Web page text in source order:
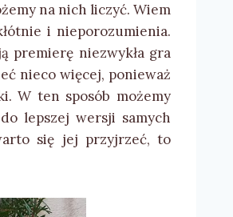
na nich liczyć. Wiem
i nieporozumienia.
premierę niezwykła gra
nieco więcej, ponieważ
W ten sposób możemy
lepszej wersji samych
się jej przyjrzeć, to